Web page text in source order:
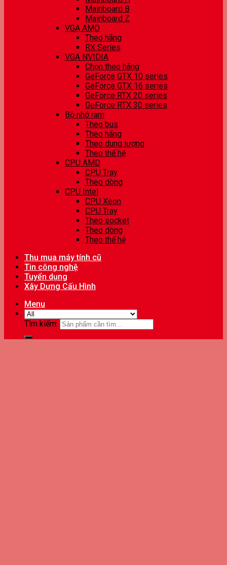
Mainboard B
Mainboard Z
VGA AMD
Theo hãng
RX Series
VGA NVIDIA
Chọn theo hãng
GeForce GTX 10 series
GeForce GTX 16 series
GeForce RTX 20 series
GeForce RTX 30 series
Bộ nhớ ram
Theo bus
Theo hãng
Theo dung lượng
Theo thế hệ
CPU AMD
CPU Tray
Theo dòng
CPU Intel
CPU Xeon
CPU Tray
Theo socket
Theo dòng
Theo thế hệ
Thu mua máy tính cũ
Tin công nghệ
Tuyển dụng
Xây Dựng Cấu Hình
Menu
Tìm kiếm: